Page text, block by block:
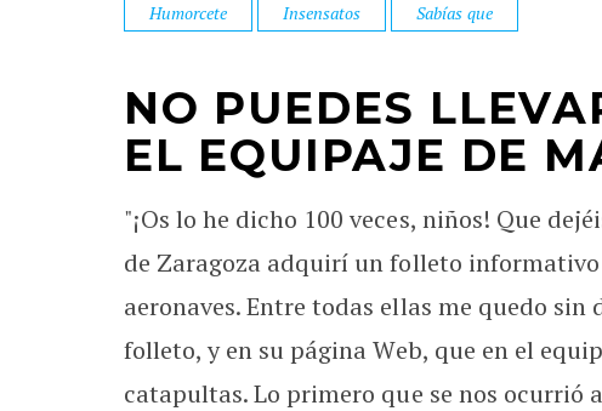
Humorcete Insensatos Sabías que
NO PUEDES
EL EQUIPAJE DE
"¡Os lo he dicho 100 veces, niños! Que
de Zaragoza adquirí un folleto
aeronaves. Entre todas ellas me quedo
folleto, y en su página Web, que en el
catapultas. Lo primero que se nos ocurrió